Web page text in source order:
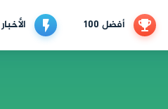
أفضل 100 الأخبار